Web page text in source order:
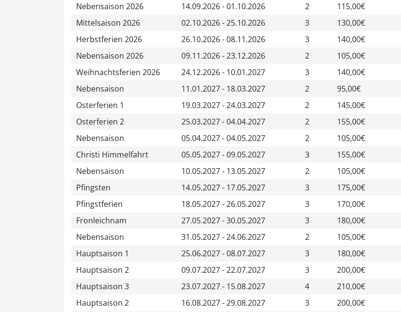
Nebensaison 2026
14.09.2026 - 01.10.2026 2 115,00€
Mittelsaison 2026
02.10.2026 - 25.10.2026 3 130,00€
Herbstferien 2026
26.10.2026 - 08.11.2026 3 140,00€
Nebensaison 2026
09.11.2026 - 23.12.2026 2 105,00€
Weihnachtsferien 2026
24.12.2026 - 10.01.2027 3 140,00€
Nebensaison
11.01.2027 - 18.03.2027 2 95,00€
Osterferien 1
19.03.2027 - 24.03.2027 2 145,00€
Osterferien 2
25.03.2027 - 04.04.2027 2 155,00€
Nebensaison
05.04.2027 - 04.05.2027 2 105,00€
Christi Himmelfahrt
05.05.2027 - 09.05.2027 3 155,00€
Nebensaison
10.05.2027 - 13.05.2027 2 105,00€
Pfingsten
14.05.2027 - 17.05.2027 3 175,00€
Pfingstferien
18.05.2027 - 26.05.2027 3 170,00€
Fronleichnam
27.05.2027 - 30.05.2027 3 180,00€
Nebensaison
31.05.2027 - 24.06.2027 2 105,00€
Hauptsaison 1
25.06.2027 - 08.07.2027 3 180,00€
Hauptsaison 2
09.07.2027 - 22.07.2027 3 200,00€
Hauptsaison 3
23.07.2027 - 15.08.2027 4 210,00€
Hauptsaison 2
16.08.2027 - 29.08.2027 3 200,00€